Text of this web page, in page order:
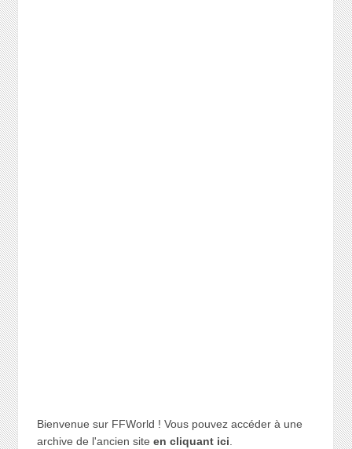
Bienvenue sur FFWorld ! Vous pouvez accéder à une
archive de l'ancien site en cliquant ici.